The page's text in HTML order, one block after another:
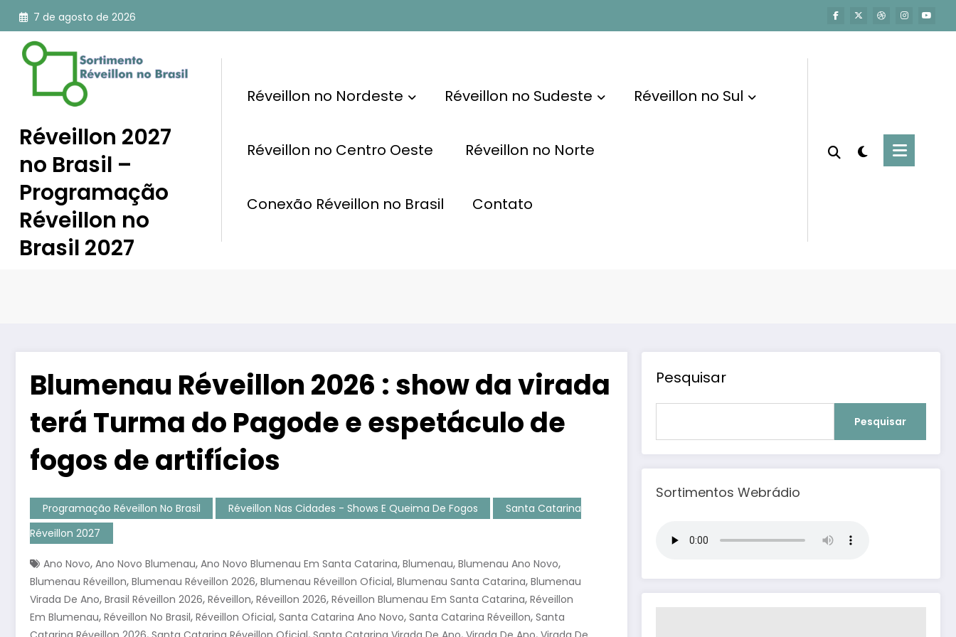
Pular
para
conteúdo
7 de agosto de 2026
Réveillon 2027
no Brasil –
Programação
Réveillon no
Brasil 2027
Réveillon no Nordeste Réveillon no Sudeste Réveillon no Sul
Réveillon no Centro Oeste Réveillon no Norte
Conexão Réveillon no Brasil Contato
Blumenau Réveillon 2026 : show da virada
terá Turma do Pagode e espetáculo de
fogos de artifícios
Programação Réveillon No Brasil Réveillon Nas Cidades - Shows E Queima De Fogos
Santa Catarina
Réveillon 2027
Ano Novo, Ano Novo Blumenau, Ano Novo Blumenau Em Santa Catarina, Blumenau, Blumenau Ano Novo,
Blumenau Réveillon, Blumenau Réveillon 2026, Blumenau Réveillon Oficial, Blumenau Santa Catarina, Blumenau
Virada De Ano, Brasil Réveillon 2026, Réveillon, Réveillon 2026, Réveillon Blumenau Em Santa Catarina, Réveillon
Em Blumenau, Réveillon No Brasil, Réveillon Oficial, Santa Catarina Ano Novo, Santa Catarina Réveillon, Santa
Pesquisar
Pesquisar
Sortimentos Webrádio